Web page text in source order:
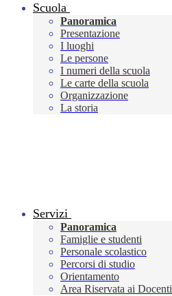
Scuola
Panoramica
Presentazione
I luoghi
Le persone
I numeri della scuola
Le carte della scuola
Organizzazione
La storia
Servizi
Panoramica
Famiglie e studenti
Personale scolastico
Percorsi di studio
Orientamento
Area Riservata ai Docenti